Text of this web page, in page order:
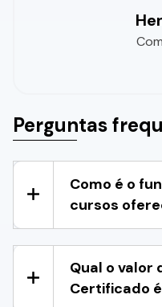
Perguntas
Como é o
cursos
Qual o valor
Certificado